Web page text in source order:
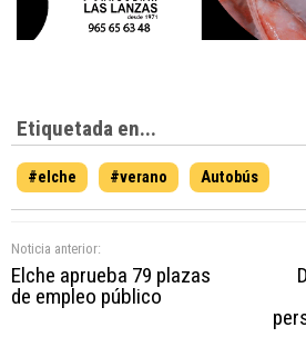
Etiquetada en...
#elche #verano Autobús
Noticia anterior:
Elche aprueba 79 plazas
de empleo público